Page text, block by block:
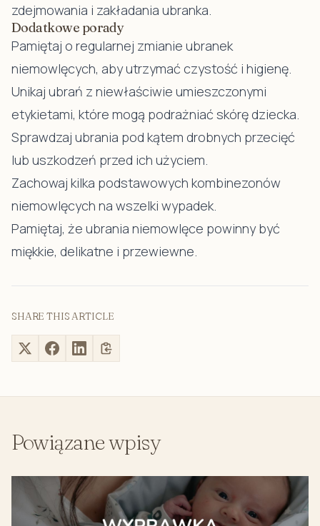
zdejmowania i zakładania ubranka.
Dodatkowe porady
Pamiętaj o regularnej zmianie ubranek
niemowlęcych, aby utrzymać czystość i higienę.
Unikaj ubrań z niewłaściwie umieszczonymi
etykietami, które mogą podrażniać skórę dziecka.
Sprawdzaj ubrania pod kątem drobnych przecięć
lub uszkodzeń przed ich użyciem.
Zachowaj kilka podstawowych kombinezonów
niemowlęcych na wszelki wypadek.
Pamiętaj, że ubrania niemowlęce powinny być
miękkie, delikatne i przewiewne.
SHARE THIS ARTICLE
Powiązane wpisy